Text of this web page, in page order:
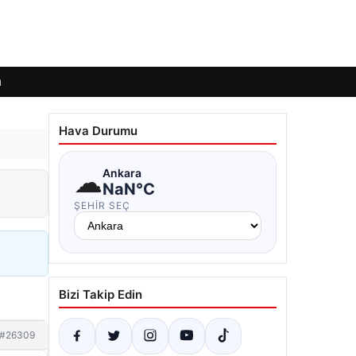
#26309
Hava Durumu
☁Ankara
NaN°C
ŞEHIR SEÇ
Bizi Takip Edin